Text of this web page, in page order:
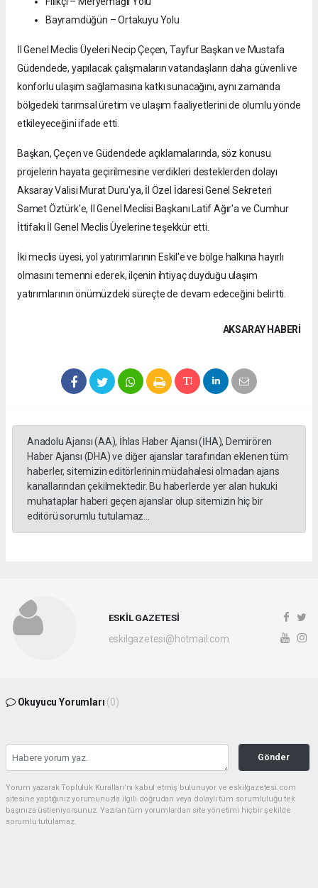
Bayramdüğün – Ortakuyu Yolu
İl Genel Meclis Üyeleri Necip Çeçen, Tayfur Başkan ve Mustafa
Güdendede, yapılacak çalışmaların vatandaşların daha güvenli ve
konforlu ulaşım sağlamasına katkı sunacağını, aynı zamanda
bölgedeki tarımsal üretim ve ulaşım faaliyetlerini de olumlu yönde
etkileyeceğini ifade etti.
Başkan, Çeçen ve Güdendede açıklamalarında, söz konusu
projelerin hayata geçirilmesine verdikleri desteklerden dolayı
Aksaray Valisi Murat Duru'ya, İl Özel İdaresi Genel Sekreteri
Samet Öztürk'e, İl Genel Meclisi Başkanı Latif Ağır'a ve Cumhur
İttifakı İl Genel Meclis Üyelerine teşekkür etti.
İki meclis üyesi, yol yatırımlarının Eskil'e ve bölge halkına hayırlı
olmasını temenni ederek, ilçenin ihtiyaç duyduğu ulaşım
yatırımlarının önümüzdeki süreçte de devam edeceğini belirtti.
AKSARAY HABERİ
Anadolu Ajansı (AA), İhlas Haber Ajansı (İHA), Demirören
Haber Ajansı (DHA) ve diğer ajanslar tarafından eklenen tüm
haberler, sitemizin editörlerinin müdahalesi olmadan ajans
kanallarından çekilmektedir. Bu haberlerde yer alan hukuki
muhataplar haberi geçen ajanslar olup sitemizin hiç bir
editörü sorumlu tutulamaz...
ESKİL GAZETESİ
eskilgazetesi@hotmail.com
Okuyucu Yorumları (0)
Gönder
Yorum yazarak Topluluk Kuralları’nı kabul etmiş bulunuyor ve eskilgazetesi.com
sitesine yaptığınız yorumunuzla ilgili doğrudan veya dolaylı tüm sorumluluğu tek
başınıza üstleniyorsunuz. Yazılan tüm yorumlardan site yönetimi hiçbir şekilde
sorumlu tutulamaz.